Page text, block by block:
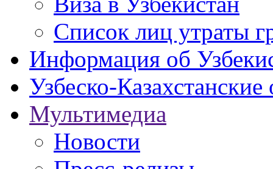
Список лиц утраты
Информация об
Узбеско-
Мультимедиа
Новости